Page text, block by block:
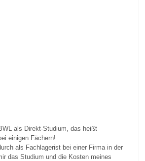
als Direkt-Studium, das heißt
einigen Fächern!
als Fachlagerist bei einer Firma in der
das Studium und die Kosten meines